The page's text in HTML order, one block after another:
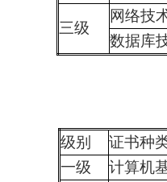
三级
网络技
数据库
级别 证书种
一级
计算机